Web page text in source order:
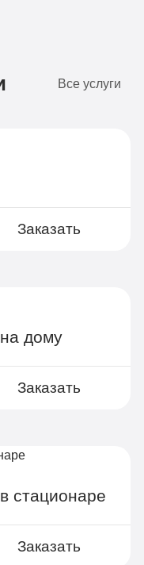
3 990 руб
Все услуги
Заказать
дому
Заказать
стационаре
Заказать